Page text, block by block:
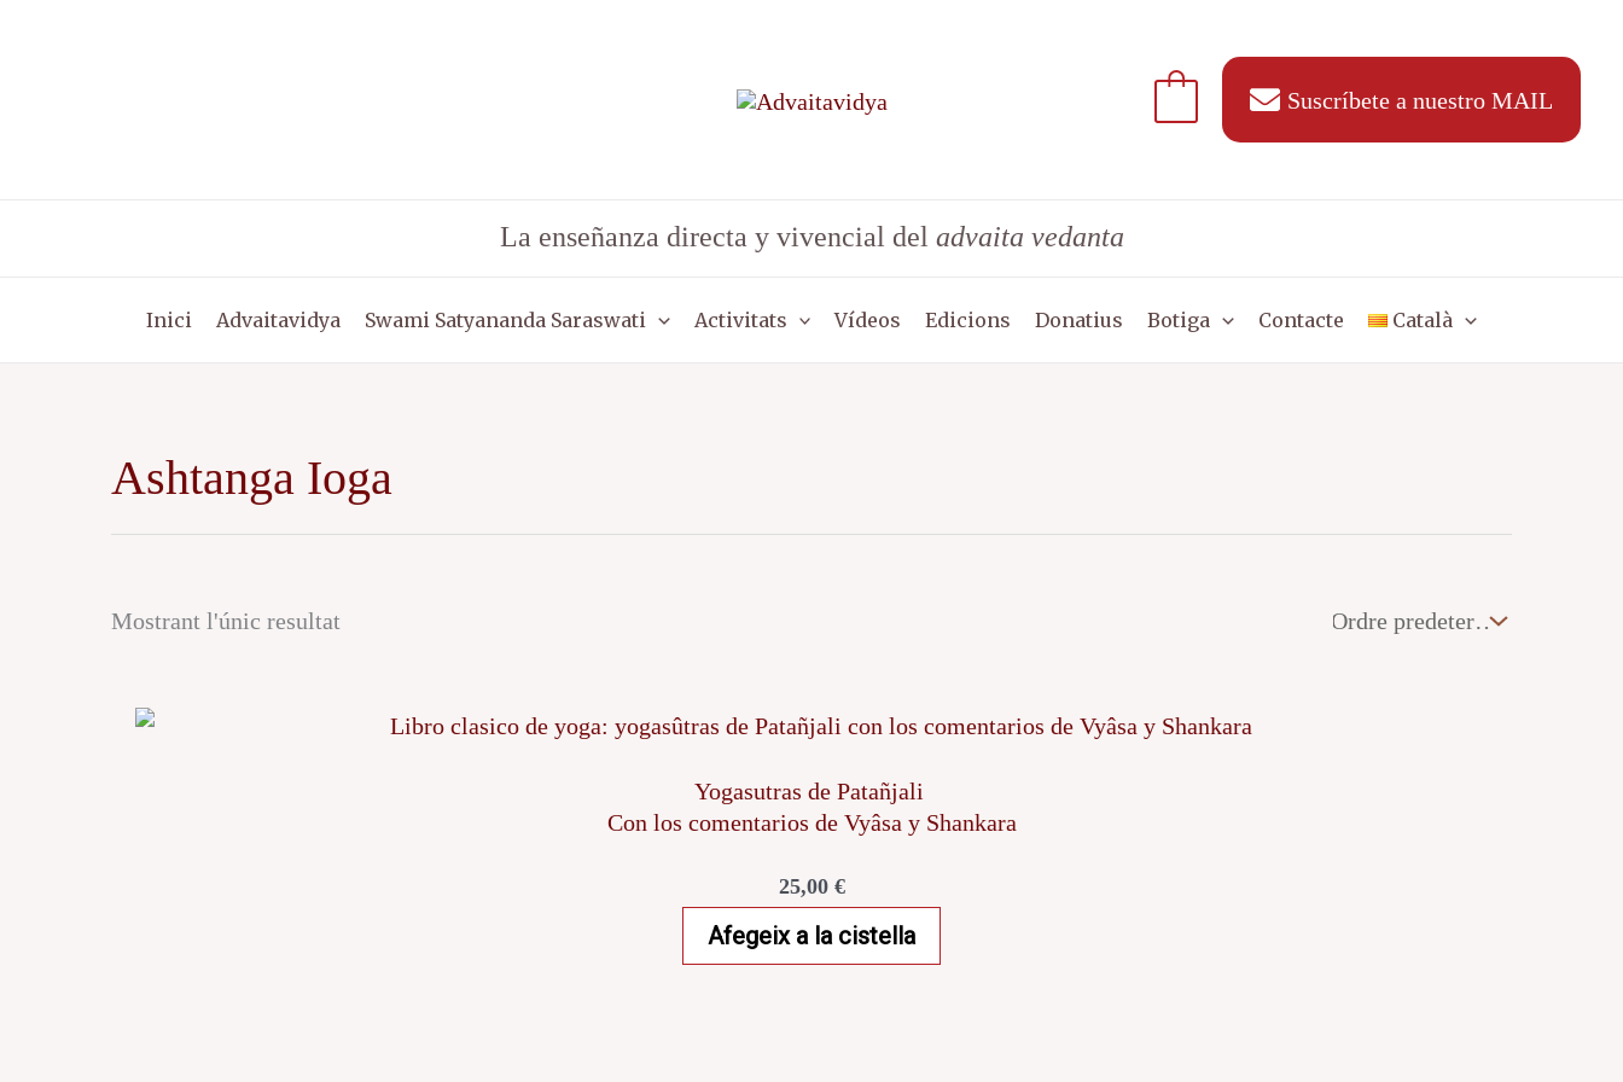
Suscríbete a nuestro MAIL
La enseñanza directa y vivencial del advaita vedanta
Inici Advaitavidya Swami Satyananda Saraswati Activitats Vídeos Edicions Donatius Botiga Contacte Català
Ashtanga Ioga
Mostrant l'únic resultat
Yogasutras de Patañjali
Con los comentarios de Vyâsa y Shankara
25,00 €
Afegeix a la cistella